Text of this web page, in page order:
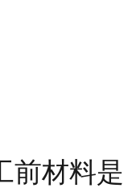
前材料是